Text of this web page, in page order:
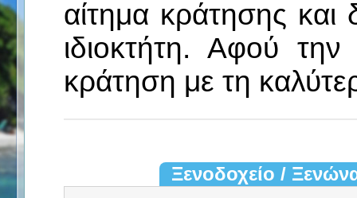
αίτημα κράτησης και
ιδιοκτήτη. Αφού
κράτηση με τη
Ξενοδοχείο /